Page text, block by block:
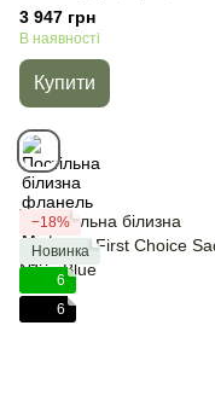
(2шт), Євро, 200х220 см,
160х200 см (на резинці)
3 947 грн
В наявності
Купити
−18%
Новинка
6
6